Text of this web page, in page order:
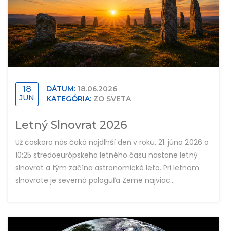
18
JUN
DÁTUM: 18.06.2026
KATEGÓRIA: ZO SVETA
Letný Slnovrat 2026
Už čoskoro nás čaká najdlhší deň v roku. 21. júna 2026 o
10:25 stredoeurópskeho letného času nastane letný
slnovrat a tým začína astronomické leto. Pri letnom
slnovrate je severná pologuľa Zeme najviac...